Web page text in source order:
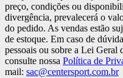
preço, condições ou
divergência, prevalecerá o
do pedido. As vendas estão
de estoque. Em caso de
pessoais ou sobre a Lei
consulte nossa Política de
mail: sac@centersport.com.br